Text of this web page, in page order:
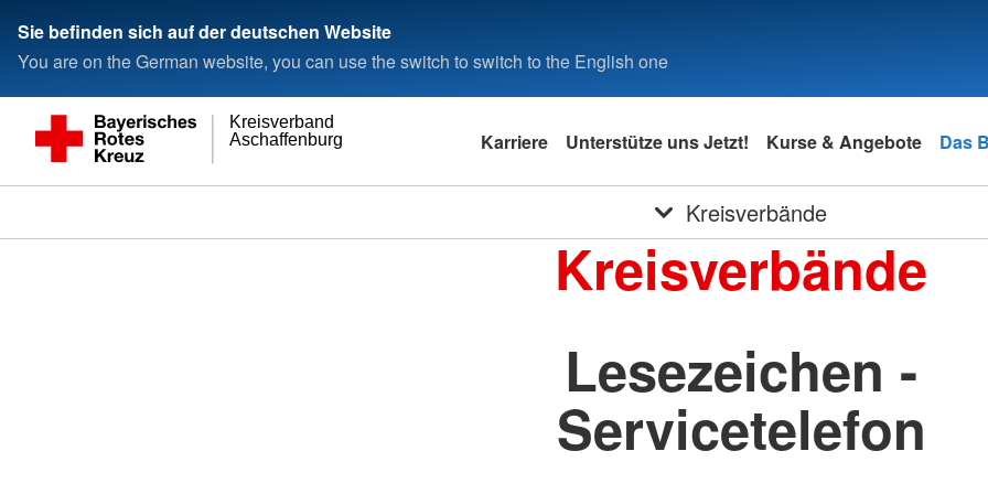
Sie befinden sich auf der deutschen Website
You are on the German website, you can use the switch to switch to the English one
Aschaffenburg
Kreisverband
Karriere Unterstütze uns Jetzt! Kurse & Angebote Das
Kreisverbände
Kreisverbände
Lesezeichen -
Servicetelefon